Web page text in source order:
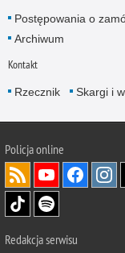
Postępowania o
Archiwum
Kontakt
Rzecznik Skargi i
Policjaonline
Redakcja serwisu